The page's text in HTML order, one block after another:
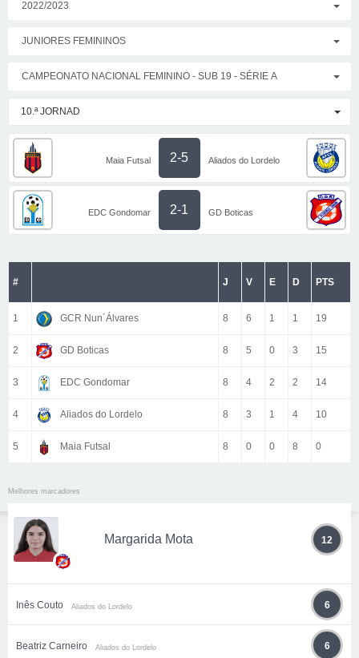
2022/2023
JUNIORES FEMININOS
CAMPEONATO NACIONAL FEMININO - SUB 19 - SÉRIE A
10.ª JORNAD
Maia Futsal 2-5 Aliados do Lordelo
EDC Gondomar 2-1 GD Boticas
# J V E D PTS
1 GCR Nun´Álvares 8 6 1 1 19
2 GD Boticas 8 5 0 3 15
3 EDC Gondomar 8 4 2 2 14
4 Aliados do Lordelo 8 3 1 4 10
5 Maia Futsal 8 0 0 8 0
Melhores marcadores
Margarida Mota 12
Inês Couto Aliados do Lordelo 6
Beatriz Carneiro Aliados do Lordelo 6